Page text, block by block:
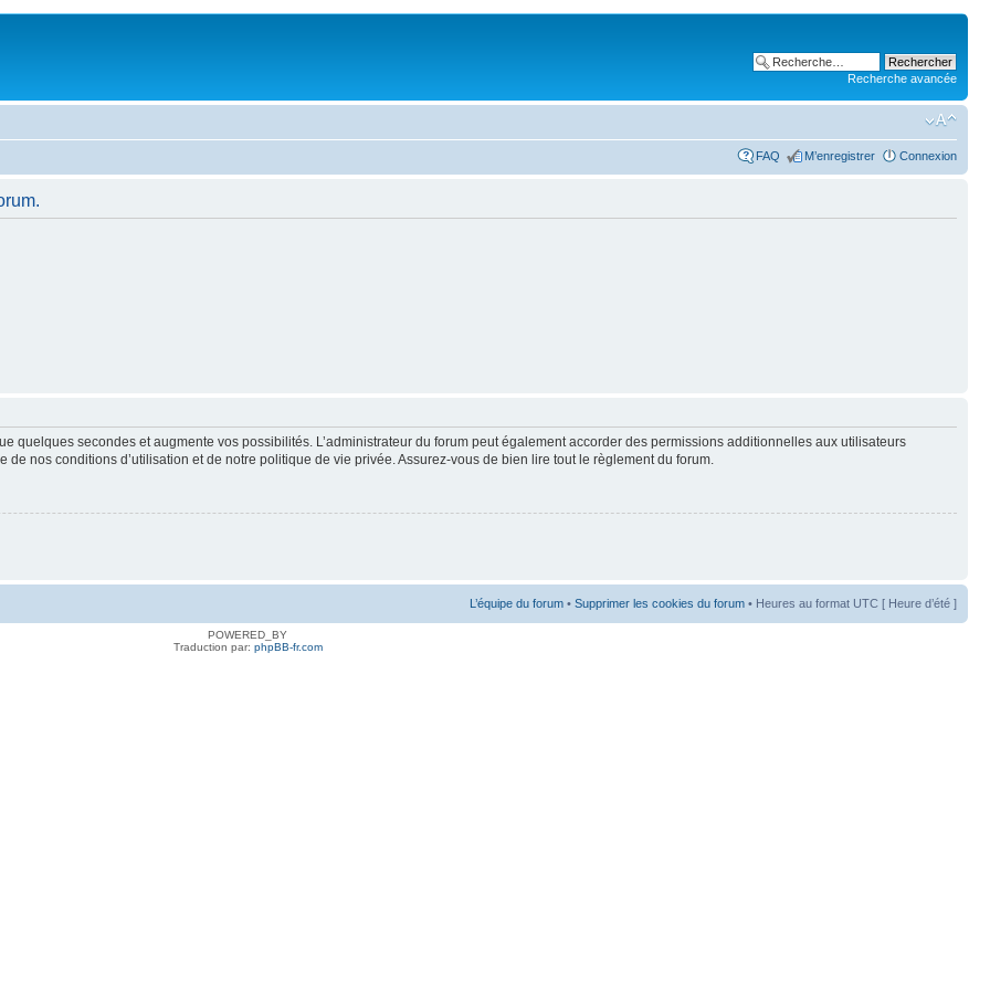
Recherche avancée
FAQ M’enregistrer Connexion
quelques secondes et augmente vos possibilités. L’administrateur du forum peut également accorder des permissions additionnelles aux utilisateurs
nos conditions d’utilisation et de notre politique de vie privée. Assurez-vous de bien lire tout le règlement du forum.
L’équipe du forum • Supprimer les cookies du forum • Heures au format UTC [ Heure d’été ]
POWERED_BY
Traduction par: phpBB-fr.com